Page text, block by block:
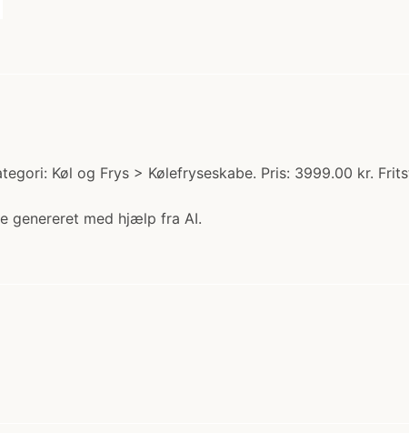
Køl og Frys > Kølefryseskabe. Pris: 3999.00 kr.
genereret med hjælp fra AI.